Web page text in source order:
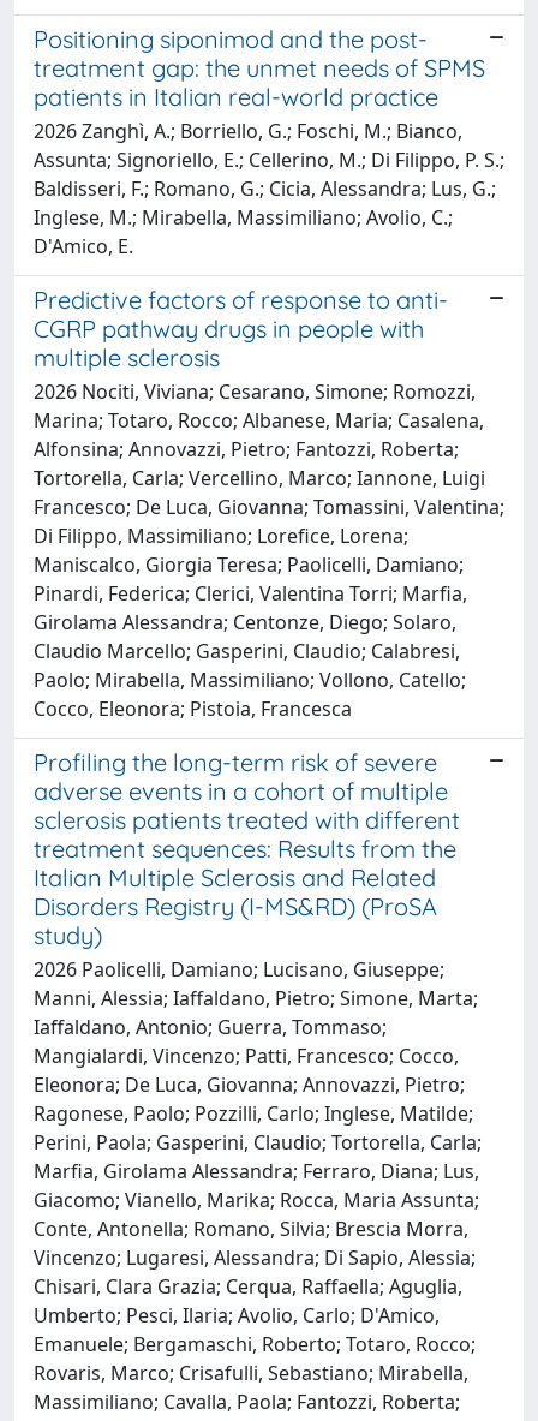
Positioning siponimod and the post-
treatment gap: the unmet needs of SPMS
patients in Italian real-world practice
2026 Zanghì, A.; Borriello, G.; Foschi, M.; Bianco,
Assunta; Signoriello, E.; Cellerino, M.; Di Filippo, P. S.;
Baldisseri, F.; Romano, G.; Cicia, Alessandra; Lus, G.;
Inglese, M.; Mirabella, Massimiliano; Avolio, C.;
D'Amico, E.
Predictive factors of response to anti-
CGRP pathway drugs in people with
multiple sclerosis
2026 Nociti, Viviana; Cesarano, Simone; Romozzi,
Marina; Totaro, Rocco; Albanese, Maria; Casalena,
Alfonsina; Annovazzi, Pietro; Fantozzi, Roberta;
Tortorella, Carla; Vercellino, Marco; Iannone, Luigi
Francesco; De Luca, Giovanna; Tomassini, Valentina;
Di Filippo, Massimiliano; Lorefice, Lorena;
Maniscalco, Giorgia Teresa; Paolicelli, Damiano;
Pinardi, Federica; Clerici, Valentina Torri; Marfia,
Girolama Alessandra; Centonze, Diego; Solaro,
Claudio Marcello; Gasperini, Claudio; Calabresi,
Paolo; Mirabella, Massimiliano; Vollono, Catello;
Cocco, Eleonora; Pistoia, Francesca
Profiling the long-term risk of severe
adverse events in a cohort of multiple
sclerosis patients treated with different
treatment sequences: Results from the
Italian Multiple Sclerosis and Related
Disorders Registry (I-MS&RD) (ProSA
study)
2026 Paolicelli, Damiano; Lucisano, Giuseppe;
Manni, Alessia; Iaffaldano, Pietro; Simone, Marta;
Iaffaldano, Antonio; Guerra, Tommaso;
Mangialardi, Vincenzo; Patti, Francesco; Cocco,
Eleonora; De Luca, Giovanna; Annovazzi, Pietro;
Ragonese, Paolo; Pozzilli, Carlo; Inglese, Matilde;
Perini, Paola; Gasperini, Claudio; Tortorella, Carla;
Marfia, Girolama Alessandra; Ferraro, Diana; Lus,
Giacomo; Vianello, Marika; Rocca, Maria Assunta;
Conte, Antonella; Romano, Silvia; Brescia Morra,
Vincenzo; Lugaresi, Alessandra; Di Sapio, Alessia;
Chisari, Clara Grazia; Cerqua, Raffaella; Aguglia,
Umberto; Pesci, Ilaria; Avolio, Carlo; D'Amico,
Emanuele; Bergamaschi, Roberto; Totaro, Rocco;
Rovaris, Marco; Crisafulli, Sebastiano; Mirabella,
Massimiliano; Cavalla, Paola; Fantozzi, Roberta;